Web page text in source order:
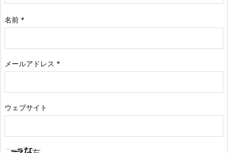
名前 *
メールアドレス *
ウェブサイト